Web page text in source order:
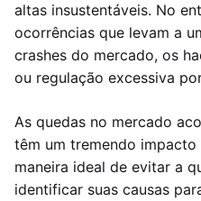
altas insustentáveis. No
ocorrências que levam a
crashes do mercado, os
ou regulação excessiva
As quedas no mercado
têm um tremendo
maneira ideal de evitar a
identificar suas causas